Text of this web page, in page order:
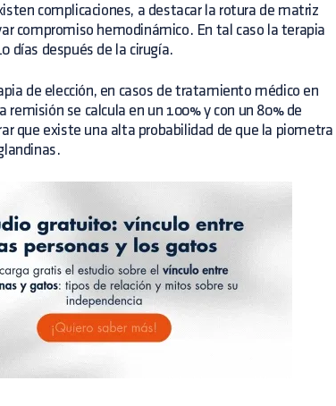
complicaciones, a destacar la rotura de matriz
compromiso hemodinámico. En tal caso la terapia
días después de la cirugía.
de elección, en casos de tratamiento médico en
se calcula en un 100% y con un 80% de
que existe una alta probabilidad de que la piometra